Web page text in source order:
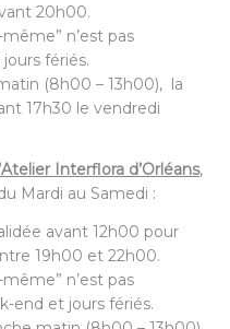
20h00.
n’est pas
fériés.
(8h00 – 13h00), la
17h30 le vendredi
Interflora d’Orléans,
Mardi au Samedi :
avant 12h00 pour
19h00 et 22h00.
n’est pas
end et jours fériés.